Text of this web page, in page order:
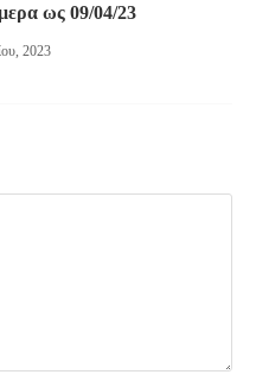
ως 09/04/23
2023